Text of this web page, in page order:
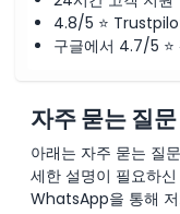
4.8/5 ⭐
구글에서 4.7/5 ⭐
자주 묻는 질문
아래는 자주 묻는 질
세한 설명이 필요하
WhatsApp을 통해